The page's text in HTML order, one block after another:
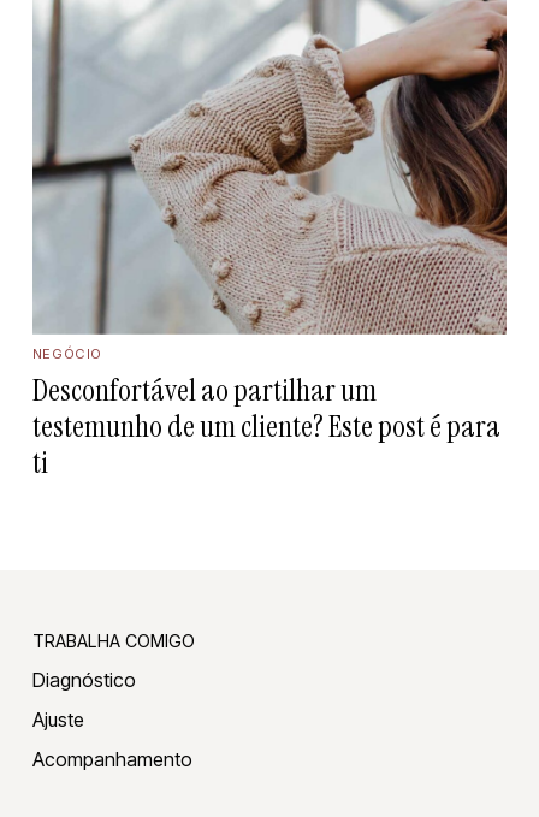
NEGÓCIO
Desconfortável ao partilhar um
testemunho de um cliente? Este post é para
ti
TRABALHA COMIGO
Diagnóstico
Ajuste
Acompanhamento